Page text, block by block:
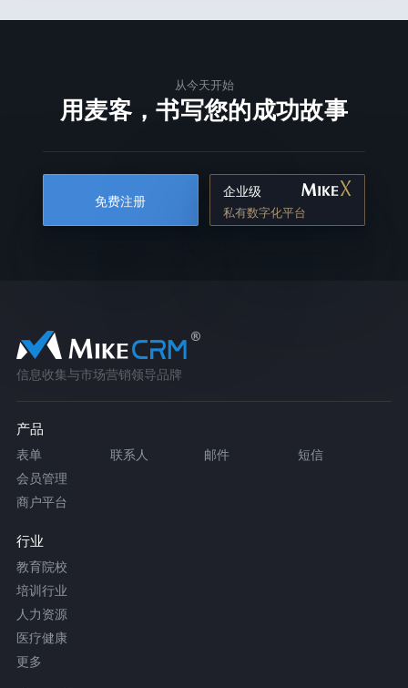
从今天开始
用麦客，书写您的成功故事
免费注册
企业级
私有数字化平台
信息收集与市场营销领导品牌
产品
表单 联系人 邮件
短信
会员管理
商户平台
行业
教育院校
培训行业
人力资源
医疗健康
更多